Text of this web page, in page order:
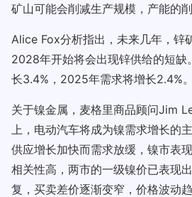
矿山可能会削减生产规模，产能的
Alice Fox分析指出，未来几年，锌
2028年开始将会出现锌供给的短
长3.4%，2025年需求将增长2.4%。
关于镍金属，麦格里商品顾问Jim
上，电动汽车将成为镍需求增长的
供应增长加快而需求放缓，镍市表
相关性高，两市的一级镍价已表现
复，买卖差价逐渐变窄，价格波动